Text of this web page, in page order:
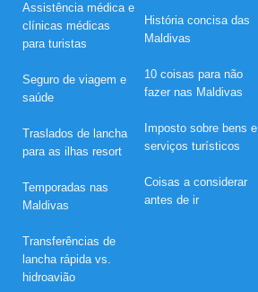
Assistência médica e
clínicas médicas
para turistas
Seguro de viagem e
saúde
Traslados de lancha
para as ilhas resort
Temporadas nas
Maldivas
Transferências de
lancha rápida vs.
hidroavião
História concisa das
Maldivas
10 coisas para não
fazer nas Maldivas
Imposto sobre bens e
serviços turísticos
Coisas a considerar
antes de ir